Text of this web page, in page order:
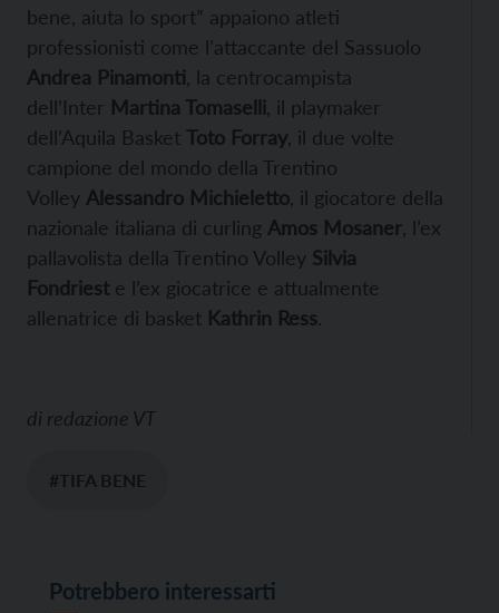
bene, aiuta lo sport” appaiono atleti
professionisti come l’attaccante del Sassuolo
Andrea Pinamonti , la centrocampista
dell’Inter Martina Tomaselli , il playmaker
dell’Aquila Basket Toto Forray , il due volte
campione del mondo della Trentino
Volley Alessandro Michieletto , il giocatore della
nazionale italiana di curling Amos Mosaner , l’ex
pallavolista della Trentino Volley Silvia
Fondriest e l’ex giocatrice e attualmente
allenatrice di basket Kathrin Ress.
di redazione VT
#TIFA BENE
Potrebbero interessarti